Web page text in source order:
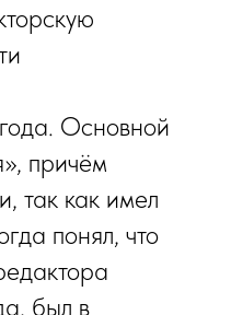
Основной
причём
так как имел
понял, что
был в